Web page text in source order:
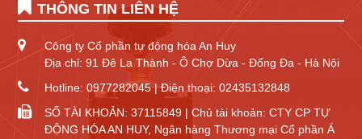
THÔNG TIN LIÊN HỆ
Công ty Cổ phần tự động hóa An Huy
Địa chỉ: 91 Đê La Thành - Ô Chợ Dừa - Đống Đa - Hà Nội
Hotline: 0977282045 | Điện thoại: 02435132848
SỐ TÀI KHOẢN: 37115849 | Chủ tài khoản: CTY CP TỰ
ĐỘNG HÓA AN HUY, Ngân hàng Thương mại Cổ phần Á